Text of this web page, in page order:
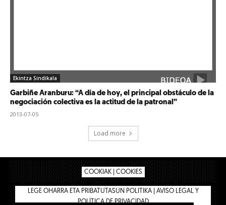
Ekintza Sindikala
Garbiñe Aranburu: “A día de hoy, el principal obstáculo de la
negociación colectiva es la actitud de la patronal”
2013-07-05
Load more
COOKIAK | COOKIES
LEGE OHARRA ETA PRIBATUTASUN POLITIKA | AVISO LEGAL Y
POLÍTICA DE PRIVACIDAD